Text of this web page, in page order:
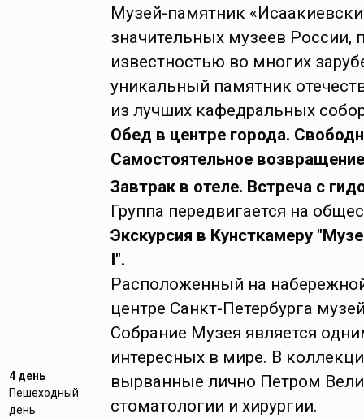
Музей-памятник
значительных музеев России,
известностью во многих
уникальный памятник
из лучших кафедральных
Обед в центре города.
Самостоятельное
4 день
Пешеходный
день
Завтрак в отеле. Встреча с
Группа передвигается на
Экскурсия в Кунсткамеру
I".
Расположенный на
центре Санкт-Петербурга
Собрание Музея является
интересных в мире. В
вырванные лично Петром
стоматологии и хирургии.